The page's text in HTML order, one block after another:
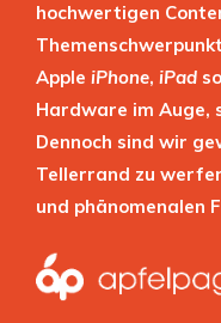
hochwertigen
Apple iPhone, iPad
Hardware im Auge,
Dennoch sind wir
Tellerrand zu
und phänomenalen